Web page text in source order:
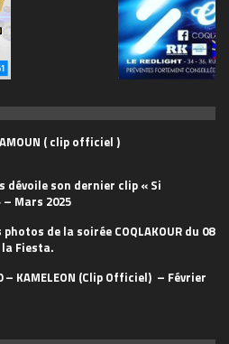
(1)
( clip officiel )
dévoile son dernier clip « Si
Mars 2025
de la soirée COQLAKOUR du 08
Fiesta.
– KAMELEON (Clip Officiel) – Février